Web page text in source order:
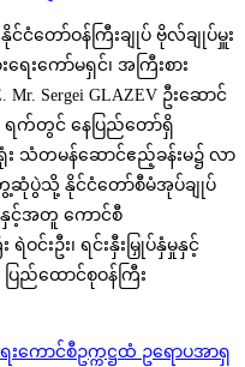
င်ငံတော်ဝန်ကြီးချုပ် ဗိုလ်ချုပ်မှူး
ေးကော်မရှင်၊ အကြီးစား
Mr. Sergei GLAZEV ဦးဆောင်
က်တွင် နေပြည်တော်ရှိ
ရုံး သံတမန်ဆောင်ဧည့်ခန်းမ၌ လာ
ပွဲသို့ နိုင်ငံတော်စီမံအုပ်ချုပ်
ပ်နှင့်အတူ ကောင်စီ
းဦး၊ ရင်းနှီးမြှုပ်နှံမှုနှင့်
ပြည်ထောင်စုဝန်ကြီး
ကောင်စီဥက္ကဋ္ဌထံ ဥရောပအာရှ